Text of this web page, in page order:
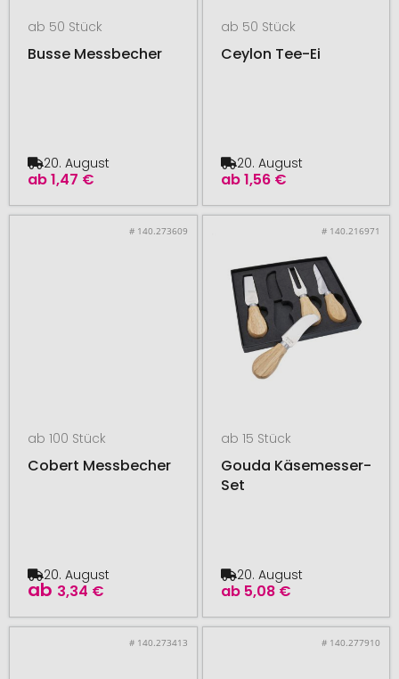
ab 50 Stück
Busse Messbecher
ab1,47 €
20. August
ab 50 Stück
Ceylon Tee-Ei
ab1,56 €
20. August
# 140.273609
ab 100 Stück
Cobert Messbecher
ab 3,34 €
20. August
# 140.216971
ab 15 Stück
Gouda Käsemesser-
Set
ab 5,08 €
20. August
# 140.273413 # 140.277910